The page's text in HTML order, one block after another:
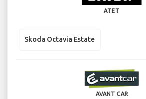
ATET
Skoda Octavia Estate
AVANT CAR